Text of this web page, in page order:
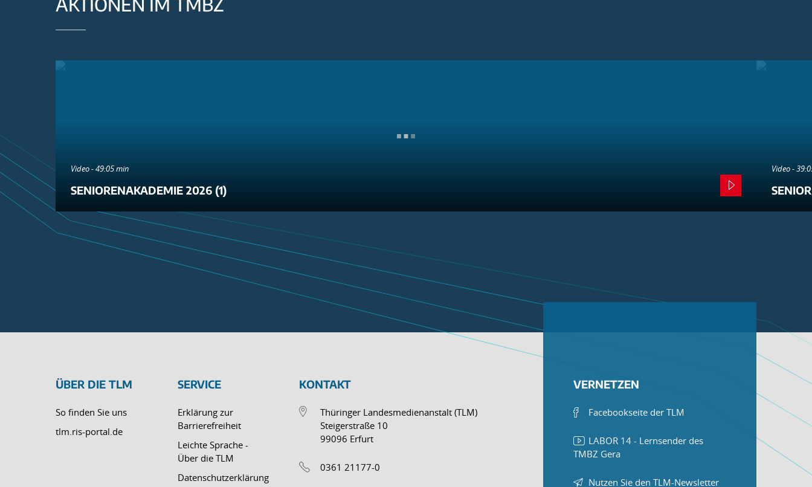
Video - 49:05 min
SENIORENAKADEMIE 2026 (1)
Video -
ÜBER DIE TLM
So finden Sie uns
tlm.ris-portal.de
SERVICE
Erklärung zur
Barrierefreiheit
Leichte Sprache -
Über die TLM
Datenschutzerklärung
KONTAKT
Thüringer Landesmedienanstalt (TLM)
Steigerstraße 10
99096 Erfurt
0361 21177-0
VERNETZEN
Facebookseite der TLM
LABOR 14 - Lernsender des
TMBZ Gera
Nutzen Sie den TLM-Newsletter